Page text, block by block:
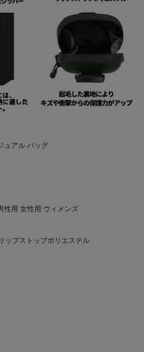
ュアル バッグ
性用 女性用 ウィメンズ
ップストップポリエステル